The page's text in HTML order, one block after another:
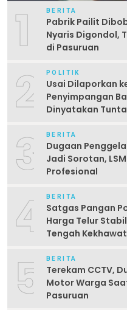
1 BERITA
Pabrik Pailit
Nyaris Digondol,
di Pasuruan
2 POLITIK
Usai Dilaporkan
Penyimpangan
Dinyatakan
3 BERITA
Dugaan
Jadi Sorotan,
Profesional
4 BERITA
Satgas Pangan
Harga Telur
Tengah
5 BERITA
Terekam CCTV,
Motor Warga
Pasuruan